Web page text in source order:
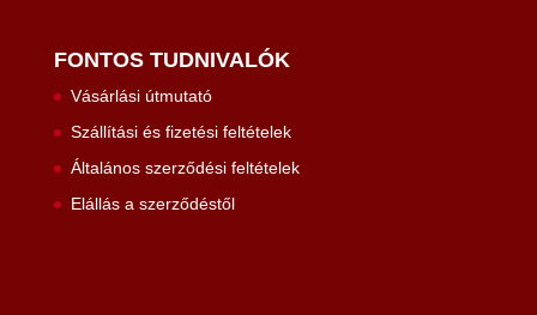
FONTOS TUDNIVALÓK
Vásárlási útmutató
Szállítási és fizetési feltételek
Általános szerződési feltételek
Elállás a szerződéstől